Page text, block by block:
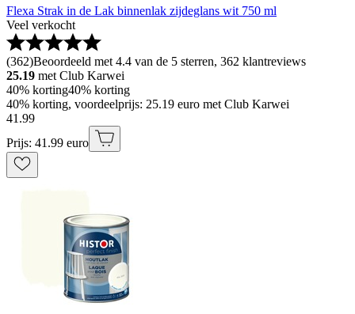
Flexa Strak in de Lak binnenlak zijdeglans wit 750 ml
Veel verkocht
(362)Beoordeeld met 4.4 van de 5 sterren, 362 klantreviews
25.19 met Club Karwei
40% korting40% korting
40% korting, voordeelprijs: 25.19 euro met Club Karwei
41 .99
Prijs: 41.99 euro